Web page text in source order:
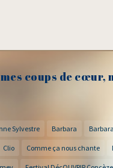
coups de cœur,
Sylvestre Barbara
Clio Comme ça nous chante